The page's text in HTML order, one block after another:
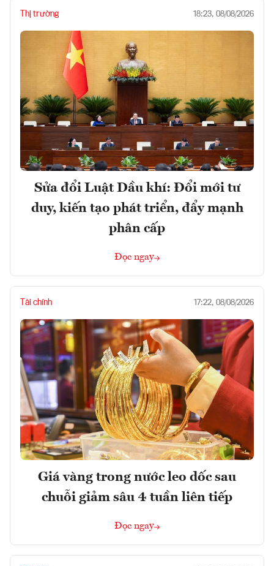
Thị trường 18:23, 08/08/2026
Sửa đổi Luật Dầu khí: Đổi mới tư
duy, kiến tạo phát triển, đẩy mạnh
phân cấp
Đọc ngay
Tài chính 17:22, 08/08/2026
Giá vàng trong nước leo dốc sau
chuỗi giảm sâu 4 tuần liên tiếp
Đọc ngay